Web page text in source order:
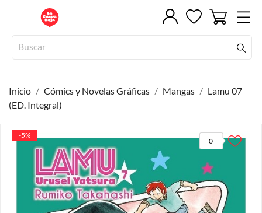
Inicio Cómics y Novelas Gráficas Mangas
Lamu 07
(ED. Integral)
0
-5%